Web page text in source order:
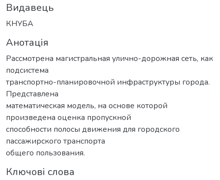
Видавець
КНУБА
Анотація
Рассмотрена магистральная улично-дорожная сеть, как
подсистема
транспортно-планировочной инфраструктуры города.
Представлена
математическая модель, на основе которой
произведена оценка пропускной
способности полосы движения для городского
пассажирского транспорта
общего пользования.
Ключові слова